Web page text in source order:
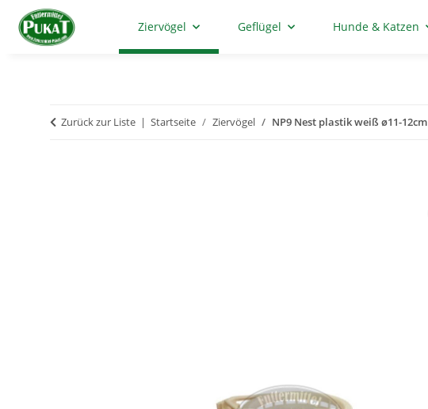
Ziervögel Geflügel Hunde & Katzen
Zurück zur Liste Startseite Ziervögel NP9 Nest plastik weiß ø11-12cm